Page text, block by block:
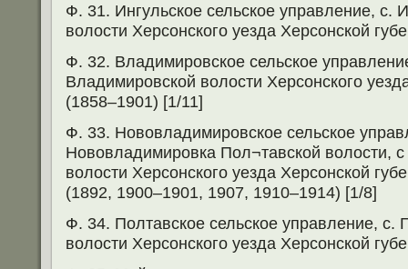
Ф. 31. Ингульское сельское управление, с.
волости Херсонского уезда Херсонской
Ф. 32. Владимировское сельское
Владимировской волости Херсонского
(1858–1901) [1/11]
Ф. 33. Нововладимировское сельское
Нововладимировка Пол¬тавской волости,
волости Херсонского уезда Херсонской
(1892, 1900–1901, 1907, 1910–1914) [1/8]
Ф. 34. Полтавское сельское управление, с.
волости Херсонского уезда Херсонской